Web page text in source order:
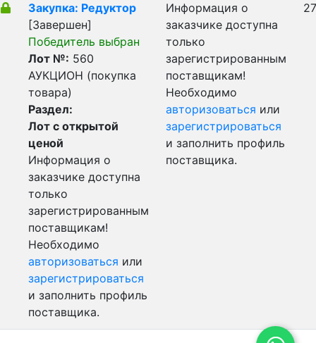
Закупка: Редуктор
[Завершен]
Победитель выбран
Лот №: 560
АУКЦИОН (покупка
товара)
Раздел:
Лот с открытой
ценой
Информация о
заказчике доступна
только
зарегистрированным
поставщикам!
Необходимо
авторизоваться или
зарегистрироваться
и заполнить профиль
поставщика.
Информация о
заказчике доступна
только
зарегистрированным
поставщикам!
Необходимо
авторизоваться или
зарегистрироваться
и заполнить профиль
поставщика.